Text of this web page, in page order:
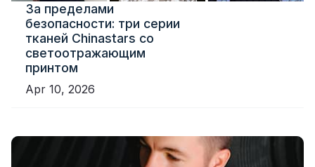
За пределами
безопасности: три серии
тканей Chinastars со
светоотражающим
принтом
Apr 10, 2026